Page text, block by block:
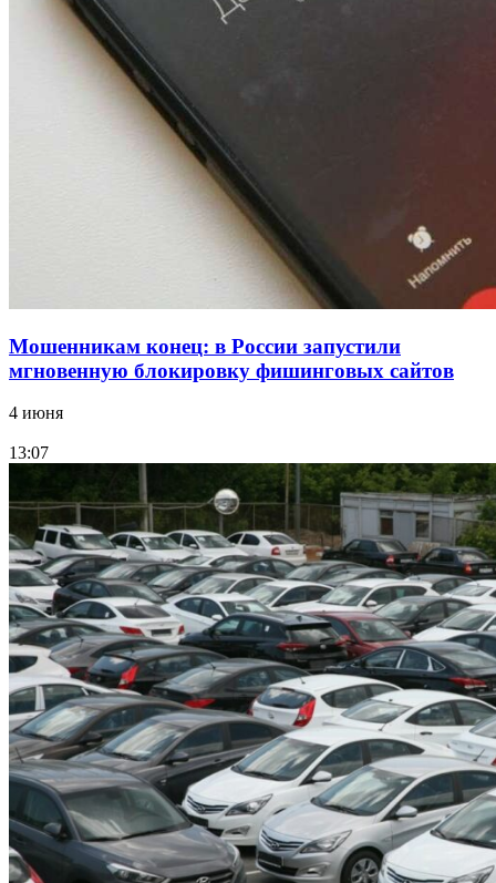
Сладкий праздник в Волгограде: в Центральном
парке прошёл фестиваль „Арбузный переполох“
Волгоградские компании нарастили экспорт:
заключены контракты на 3,6 млн долларов
Мошенникам конец: в России запустили
мгновенную блокировку фишинговых сайтов
4 июня
13:07